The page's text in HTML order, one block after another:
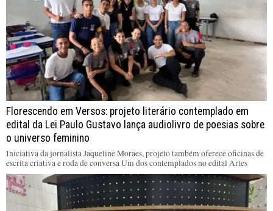
Florescendo em Versos: projeto literário contemplado em
edital da Lei Paulo Gustavo lança audiolivro de poesias sobre
o universo feminino
Iniciativa da jornalista Jaqueline Moraes, projeto também oferece oficinas de
escrita criativa e roda de conversa Um dos contemplados no edital Artes